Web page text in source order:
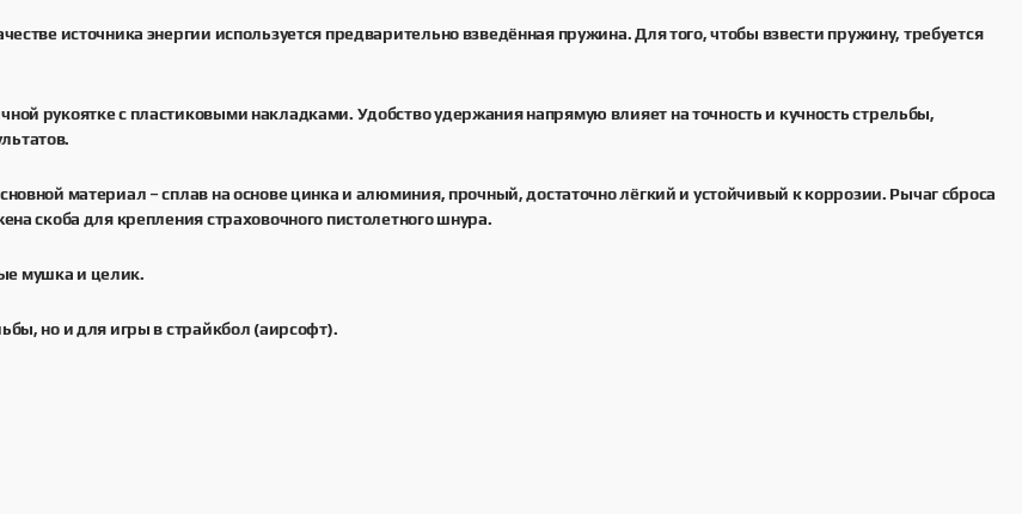
источника энергии используется предварительно взведённая пружина. Для того, чтобы взвести пружину, требуется
рукоятке с пластиковыми накладками. Удобство удержания напрямую влияет на точность и кучность стрельбы,
материал – сплав на основе цинка и алюминия, прочный, достаточно лёгкий и устойчивый к коррозии. Рычаг сброса
скоба для крепления страховочного пистолетного шнура.
мушка и целик.
но и для игры в страйкбол (аирсофт).